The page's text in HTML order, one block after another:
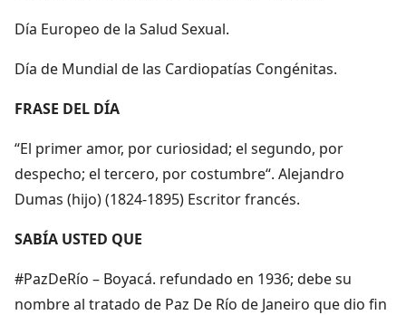
Día Europeo de la Salud Sexual.
Día de Mundial de las Cardiopatías Congénitas.
FRASE DEL DÍA
“El primer amor, por curiosidad; el segundo, por
despecho; el tercero, por costumbre“. Alejandro
Dumas (hijo) (1824-1895) Escritor francés.
SABÍA USTED QUE
#PazDeRío – Boyacá. refundado en 1936; debe su
nombre al tratado de Paz De Río de Janeiro que dio fin